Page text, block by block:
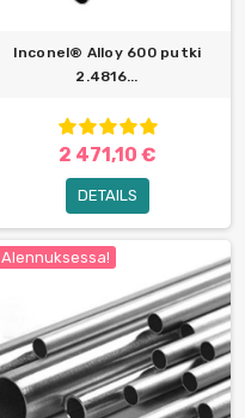
Inconel® Alloy 600 putki
2.4816...
2 471,10 €
DETAILS
Alennuksessa!